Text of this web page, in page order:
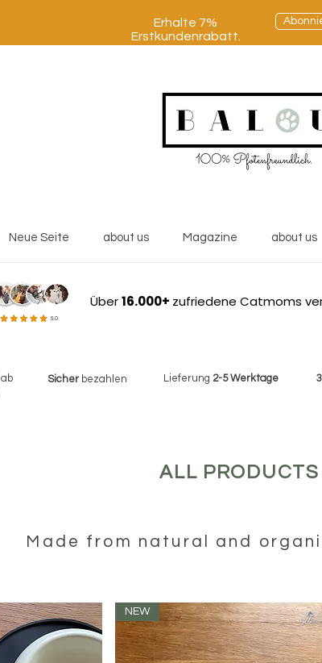
Erhalte 7%
Erstkundenrabatt.
Neue Seite about us Magazine about us
Über16.000+ zufriedene Catmoms
ab
Sicherbezahlen Lieferung 2-5 Werktage
ALL PRODUCTS
Made from natural and
NEW